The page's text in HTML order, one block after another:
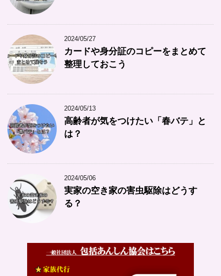
2024/05/27
カードや身分証のコピーをまとめて
整理しておこう
2024/05/13
高齢者が気をつけたい「春バテ」と
は？
2024/05/06
実家の空き家の害虫駆除はどうす
る？